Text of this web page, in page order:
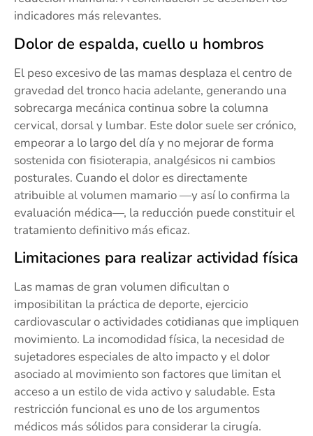
indicadores más relevantes.
Dolor de espalda, cuello u hombros
El peso excesivo de las mamas desplaza el centro de
gravedad del tronco hacia adelante, generando una
sobrecarga mecánica continua sobre la columna
cervical, dorsal y lumbar. Este dolor suele ser crónico,
empeorar a lo largo del día y no mejorar de forma
sostenida con fisioterapia, analgésicos ni cambios
posturales. Cuando el dolor es directamente
atribuible al volumen mamario —y así lo confirma la
evaluación médica—, la reducción puede constituir el
tratamiento definitivo más eficaz.
Limitaciones para realizar actividad física
Las mamas de gran volumen dificultan o
imposibilitan la práctica de deporte, ejercicio
cardiovascular o actividades cotidianas que impliquen
movimiento. La incomodidad física, la necesidad de
sujetadores especiales de alto impacto y el dolor
asociado al movimiento son factores que limitan el
acceso a un estilo de vida activo y saludable. Esta
restricción funcional es uno de los argumentos
médicos más sólidos para considerar la cirugía.